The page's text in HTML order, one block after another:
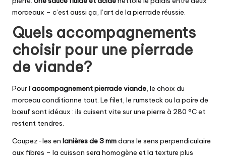
morceaux – c’est aussi ça, l’art de la pierrade réussie.
Quels accompagnements
choisir pour une pierrade
de viande?
Pour l’accompagnement pierrade viande, le choix du
morceau conditionne tout. Le filet, le rumsteck ou la poire de
bœuf sont idéaux : ils cuisent vite sur une pierre à 280 °C et
restent tendres.
Coupez-les en lanières de 3 mmdans le sens perpendiculaire
aux fibres – la cuisson sera homogène et la texture plus